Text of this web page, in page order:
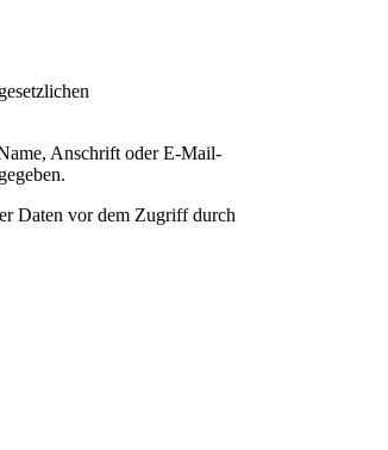
Anschrift oder E-Mail-
Daten vor dem Zugriff durch